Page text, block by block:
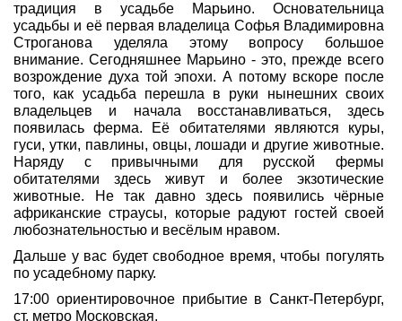
традиция в усадьбе Марьино. Основательница
усадьбы и её первая владелица Софья Владимировна
Строганова уделяла этому вопросу большое
внимание. Сегодняшнее Марьино - это, прежде всего
возрождение духа той эпохи. А потому вскоре после
того, как усадьба перешла в руки нынешних своих
владельцев и начала восстанавливаться, здесь
появилась ферма. Её обитателями являются куры,
гуси, утки, павлины, овцы, лошади и другие животные.
Наряду с привычными для русской фермы
обитателями здесь живут и более экзотические
животные. Не так давно здесь появились чёрные
африканские страусы, которые радуют гостей своей
любознательностью и весёлым нравом.
Дальше у вас будет свободное время, чтобы погулять
по усадебному парку.
17:00 ориентировочное прибытие в Санкт-Петербург,
ст. метро Московская.